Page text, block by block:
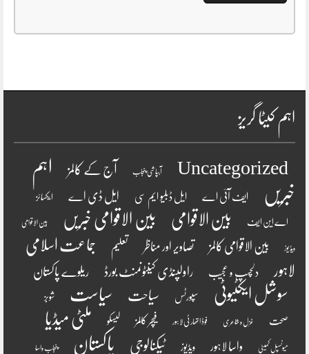
اہم کیٹا گریز
Uncategorized آبپاشی پنجاب آج کے کالمز
اہم
خبریں
ایف آئی اے ایل ڈبلیو ایم سی ایل ڈی اے ایکسائز
اے این ایف بین الاقوامی بین الاقوامی خبریں بین الاقوامی
ویڈیوز بین الاقوامی کالمز تصاویر اور مناظر تعلیم
جماعت اسلامی
لاہور
دلچسپ و عجیب راولپنڈی کینٹونمنٹ بورڈ ریلوے پاکستان
سوشل ایکٹیوٹی سپورٹس سیاحت سیاست شوبز
صحت غزل و شاعری فوڈ اتھارٹی لاہور فیچر کالمز لیسکو ملٹی میڈیا
میونسپل کمیٹی واسا لاہور ویڈیوز ٹیکنالوجی پاکستان پنجاب واسا